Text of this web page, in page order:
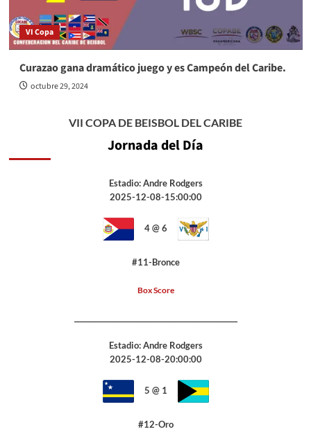
VI Copa
Curazao gana dramático juego y es Campeón del Caribe.
octubre 29, 2024
VII COPA DE BEISBOL DEL CARIBE
Jornada del Día
Estadio: Andre Rodgers
2025-12-08-15:00:00
4 @ 6
#11-Bronce
Box Score
Estadio: Andre Rodgers
2025-12-08-20:00:00
5 @ 1
#12-Oro